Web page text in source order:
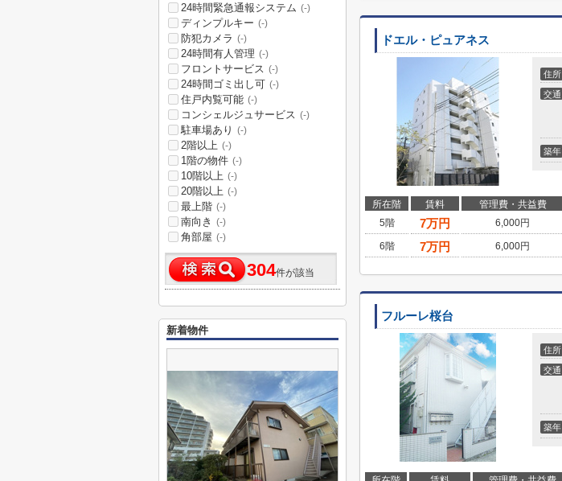
ドエル・ピュアネス
住所
交通
築年
所在階 賃料 管理費・共益費
5階
7万円 6,000円
6階
7万円 6,000円
フルーレ桜台
住所
交通
築年
24時間緊急通報システム (-)
ディンプルキー (-)
防犯カメラ (-)
24時間有人管理 (-)
フロントサービス (-)
24時間ゴミ出し可 (-)
住戸内覧可能 (-)
コンシェルジュサービス (-)
駐車場あり (-)
2階以上 (-)
1階の物件 (-)
10階以上 (-)
20階以上 (-)
最上階 (-)
南向き (-)
角部屋 (-)
304件が該当
新着物件